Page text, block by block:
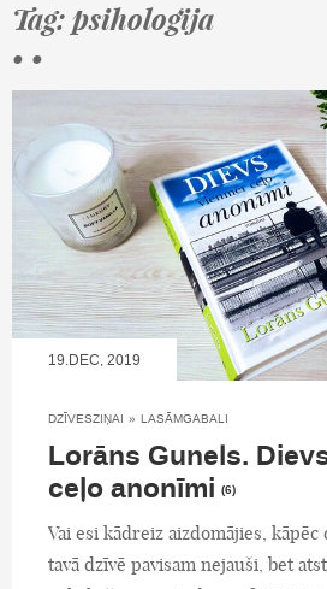
Tag: psiholoģija
• •
19.DEC, 2019
DZĪVESZIŅAI » LASĀMGABALI
Lorāns Gunels.
ceļo anonīmi (6)
Vai esi kādreiz aizdomājies,
tavā dzīvē pavisam nejauši, bet